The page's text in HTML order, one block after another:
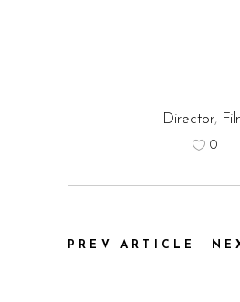
Director,
0
PREV ARTICLE